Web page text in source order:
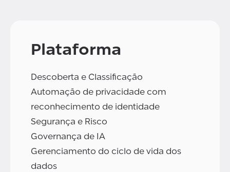
Plataforma
Descoberta e Classificação
Automação de privacidade com
reconhecimento de identidade
Segurança e Risco
Governança de IA
Gerenciamento do ciclo de vida dos
dados